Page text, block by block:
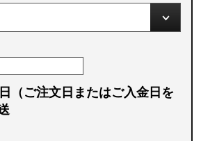
（ご注文日またはご入金日を